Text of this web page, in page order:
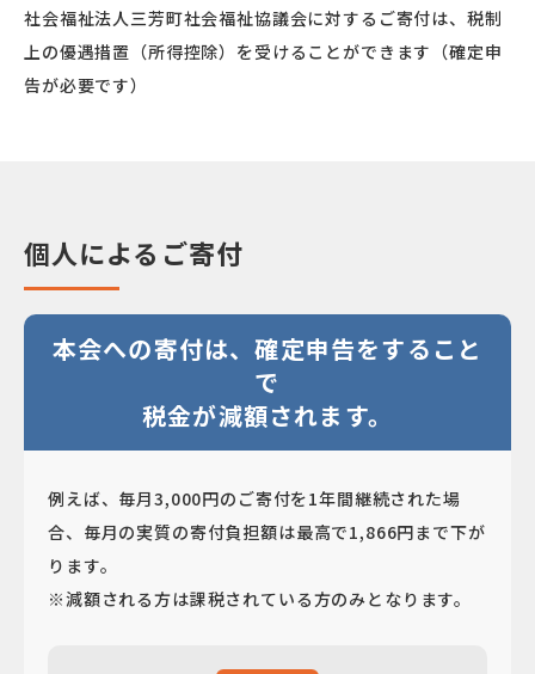
社会福祉法人三芳町社会福祉協議会に対するご寄付は、 税制
上の優遇措置（所得控除）を受けることができます（確定申
告が必要です）
個人によるご寄付
本会への寄付は、確定申告をすること
で
税金が減額されます。
例えば、毎月3,000円のご寄付を1年間継続された場
合、毎月の実質の寄付負担額は最高で1,866円まで下が
ります。
※減額される方は課税されている方のみとなります。